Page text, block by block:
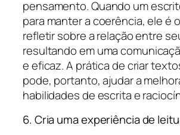
pensamento. Quando um
para manter a coerência, ele é
refletir sobre a relação entre
resultando em uma
e eficaz. A prática de criar
pode, portanto, ajudar a
habilidades de escrita e
6. Cria uma experiência de